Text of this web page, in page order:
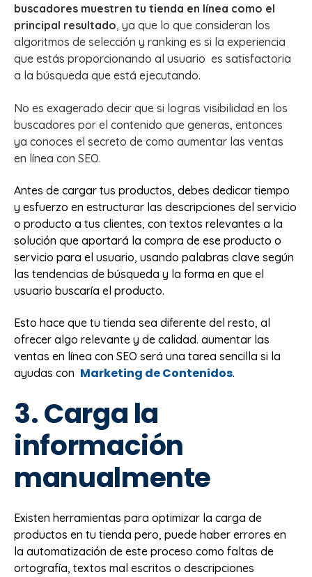
buscadores muestren tu tienda en línea como el
principal resultado, ya que lo que consideran los
algoritmos de selección y ranking es si la experiencia
que estás proporcionando al usuario es satisfactoria
a la búsqueda que está ejecutando.
No es exagerado decir que si logras visibilidad en los
buscadores por el contenido que generas, entonces
ya conoces el secreto de como aumentar las ventas
en línea con SEO.
Antes de cargar tus productos, debes dedicar tiempo
y esfuerzo en estructurar las descripciones del servicio
o producto a tus clientes, con textos relevantes a la
solución que aportará la compra de ese producto o
servicio para el usuario, usando palabras clave según
las tendencias de búsqueda y la forma en que el
usuario buscaría el producto.
Esto hace que tu tienda sea diferente del resto, al
ofrecer algo relevante y de calidad. aumentar las
ventas en línea con SEO será una tarea sencilla si la
ayudas con Marketing de Contenidos.
3. Carga la
información
manualmente
Existen herramientas para optimizar la carga de
productos en tu tienda pero, puede haber errores en
la automatización de este proceso como faltas de
ortografía, textos mal escritos o descripciones